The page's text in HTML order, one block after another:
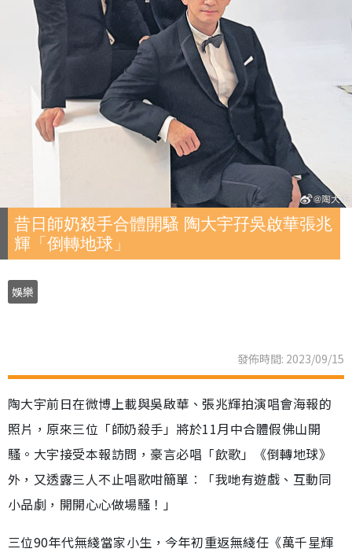
昔日師奶殺手合體開騷 陶大宇孖吳啟華張兆
輝「倒轉地球」
娛樂
發佈時間: 2023/09/15
陶大宇前日在微博上載與吳啟華、張兆輝拍演唱會海報的
照片，原來三位「師奶殺手」將於11月中合體假佛山開
騷。大宇接受本報訪問，豪言必唱「飲歌」《倒轉地球》
外，又透露三人不止唱歌咁簡單︰「我哋有遊戲、互動同
小品劇，開開心心做場騷！」
三位90年代無綫當家小生，今年初重返無綫任《萬千星輝